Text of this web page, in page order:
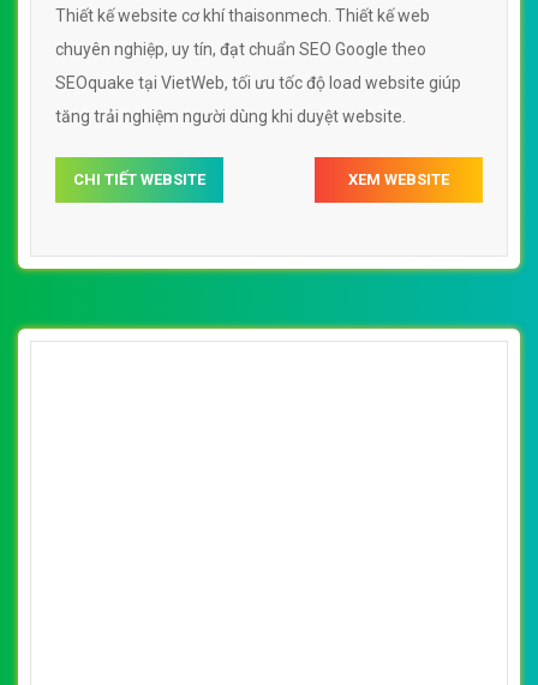
Thiết kế website cơ khí thaisonmech. Thiết kế web
chuyên nghiệp, uy tín, đạt chuẩn SEO Google theo
SEOquake tại VietWeb, tối ưu tốc độ load website giúp
tăng trải nghiệm người dùng khi duyệt website.
CHI TIẾT WEBSITE XEM WEBSITE